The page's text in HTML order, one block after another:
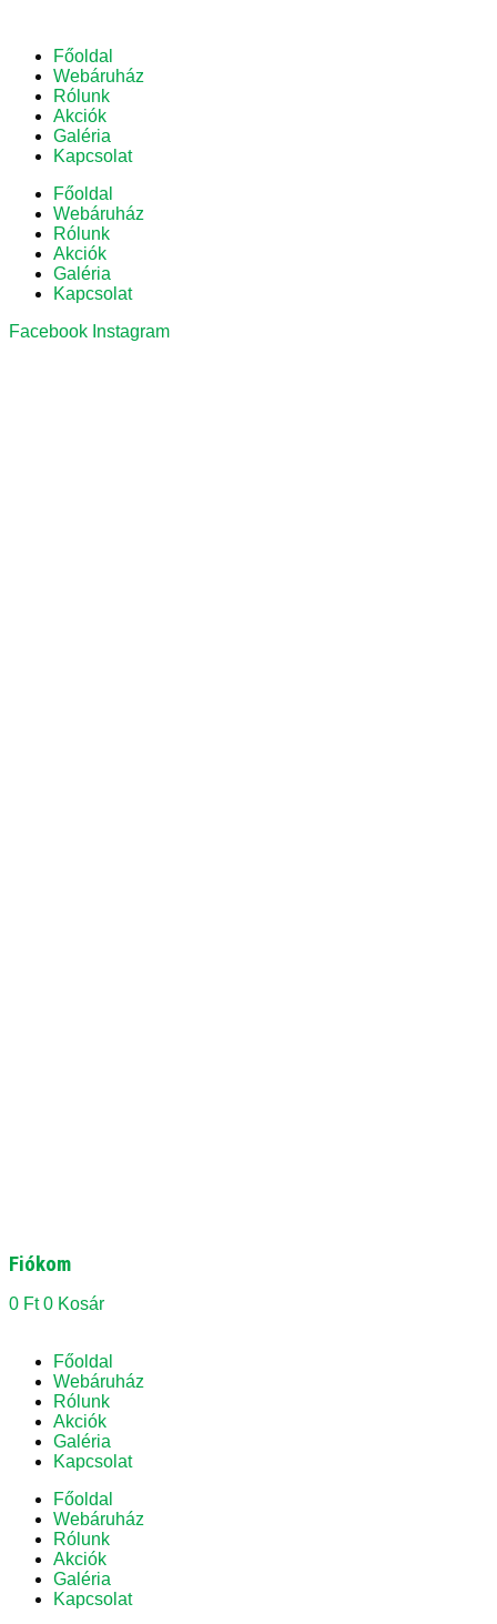
Főoldal
Webáruház
Rólunk
Akciók
Galéria
Kapcsolat
Főoldal
Webáruház
Rólunk
Akciók
Galéria
Kapcsolat
Facebook Instagram
Fiókom
0 Ft 0 Kosár
Főoldal
Webáruház
Rólunk
Akciók
Galéria
Kapcsolat
Főoldal
Webáruház
Rólunk
Akciók
Galéria
Kapcsolat